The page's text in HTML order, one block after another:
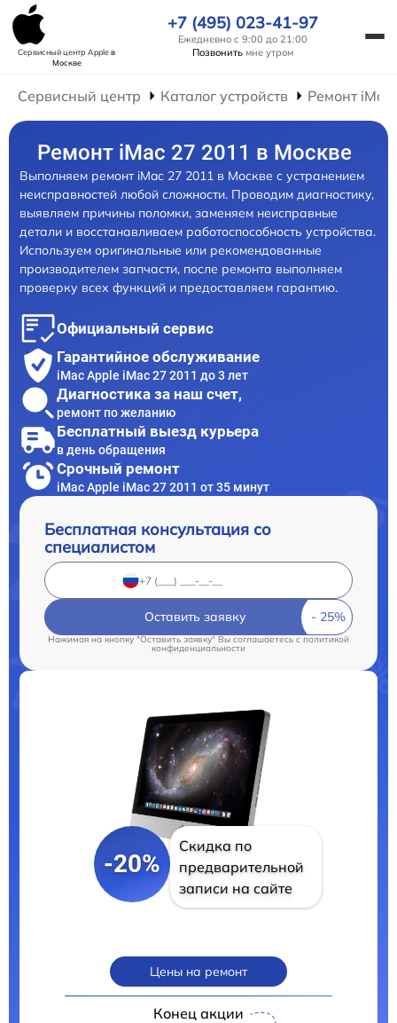
Сервисный центр Appleв
Москве
+7 (495) 023-41-97
Ежедневно с 9:00 до 21:00
Позвонить мне утром
Сервисный центр Каталог устройств Ремонт iMac
Ремонт iMac 27 2011 в Москве
Выполняем ремонт iMac 27 2011 в Москве с устранением
неисправностей любой сложности. Проводим диагностику,
выявляем причины поломки, заменяем неисправные
детали и восстанавливаем работоспособность устройства.
Используем оригинальные или рекомендованные
производителем запчасти, после ремонта выполняем
проверку всех функций и предоставляем гарантию.
Официальный сервис
Гарантийное обслуживание
iMac Apple iMac 27 2011 до 3 лет
Диагностика за наш счет,
ремонт по желанию
Бесплатный выезд курьера
в день обращения
Срочный ремонт
iMac Apple iMac 27 2011 от 35 минут
Бесплатная консультация со
специалистом
Оставить заявку
Нажимая на кнопку "Оставить заявку" Вы соглашаетесь cполитикой
конфиденциальности
-20%
Скидка по
предварительной
записи на сайте
Цены на ремонт
Конец акции